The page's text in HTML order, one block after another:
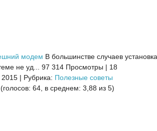
модем В большинстве случаев установка
не уд...
97 314 Просмотры | 18
2015 | Рубрика: Полезные советы
(голосов: 64, в среднем: 3,88 из 5)